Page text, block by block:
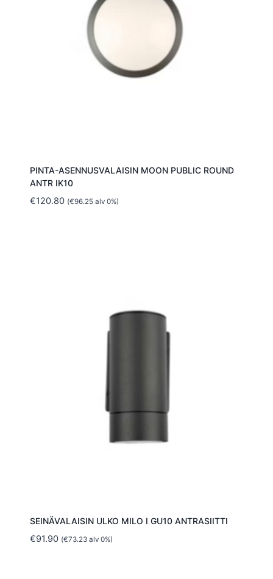
PINTA-ASENNUSVALAISIN MOON PUBLIC ROUND
ANTR IK10
€120.80 (€96.25alv 0%)
SEINÄVALAISIN ULKO MILO I GU10 ANTRASIITTI
€91.90 (€73.23alv 0%)